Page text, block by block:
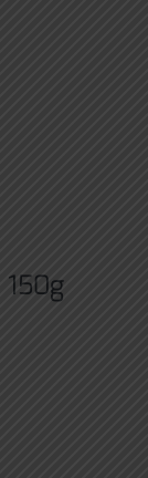
150g